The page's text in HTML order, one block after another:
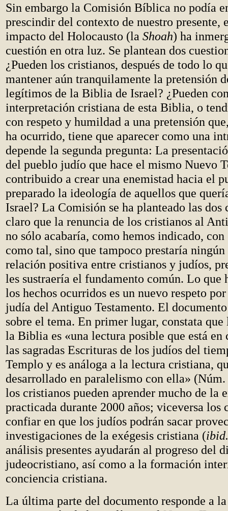
Sin embargo la Comisión Bíblica no podía
prescindir del contexto de nuestro presente,
impacto del Holocausto (la Shoah) ha
cuestión en otra luz. Se plantean dos
¿Pueden los cristianos, después de todo lo
mantener aún tranquilamente la pretensión
legítimos de la Biblia de Israel? ¿Pueden
interpretación cristiana de esta Biblia, o
con respeto y humildad a una pretensión
ha ocurrido, tiene que aparecer como una
depende la segunda pregunta: La
del pueblo judío que hace el mismo Nuevo
contribuido a crear una enemistad hacia el
preparado la ideología de aquellos que
Israel? La Comisión se ha planteado las dos
claro que la renuncia de los cristianos al
no sólo acabaría, como hemos indicado,
como tal, sino que tampoco prestaría
relación positiva entre cristianos y judíos,
les sustraería el fundamento común. Lo que
los hechos ocurridos es un nuevo respeto
judía del Antiguo Testamento. El documento
sobre el tema. En primer lugar, constata
la Biblia es «una lectura posible que está en
las sagradas Escrituras de los judíos del
Templo y es análoga a la lectura cristiana,
desarrollado en paralelismo con ella»
los cristianos pueden aprender mucho de la
practicada durante 2000 años; viceversa los
confiar en que los judíos podrán sacar
investigaciones de la exégesis cristiana (ibid.
análisis presentes ayudarán al progreso del
judeocristiano, así como a la formación
conciencia cristiana.
La última parte del documento responde a